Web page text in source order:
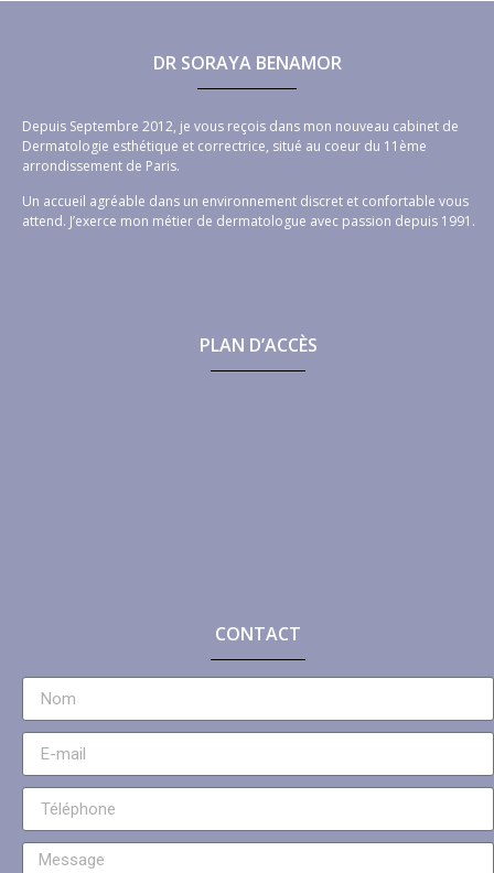
DR SORAYA BENAMOR
Depuis Septembre 2012, je vous reçois dans mon nouveau cabinet de
Dermatologie esthétique et correctrice, situé au coeur du 11ème
arrondissement de Paris.
Un accueil agréable dans un environnement discret et confortable vous
attend. J’exerce mon métier de dermatologue avec passion depuis 1991.
PLAN D’ACCÈS
CONTACT